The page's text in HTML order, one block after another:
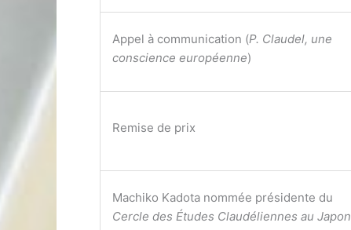
Appel à communication (P. Claudel, une
conscience européenne)
Remise de prix
Machiko Kadota nommée présidente du
Cercle des Études Claudéliennes au Japon